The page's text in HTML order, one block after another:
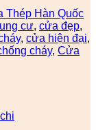
Thép Hàn Quốc
cư, cửa đẹp,
, cửa hiện đại,
cháy, Cửa